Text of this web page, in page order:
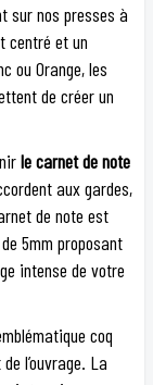
sur nos presses à
centré et un
ou Orange, les
de créer un
le carnet de note
aux gardes,
de note est
5mm proposant
intense de votre
coq
l’ouvrage. La